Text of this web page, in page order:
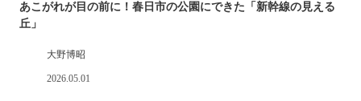
あこがれが目の前に！春日市の公園にできた「新幹線の見える
丘」
大野博昭
2026.05.01